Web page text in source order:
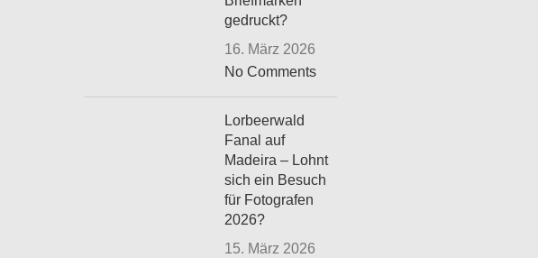
gedruckt?
16. März 2026
No Comments
Lorbeerwald
Fanal auf
Madeira – Lohnt
sich ein Besuch
für Fotografen
2026?
15. März 2026